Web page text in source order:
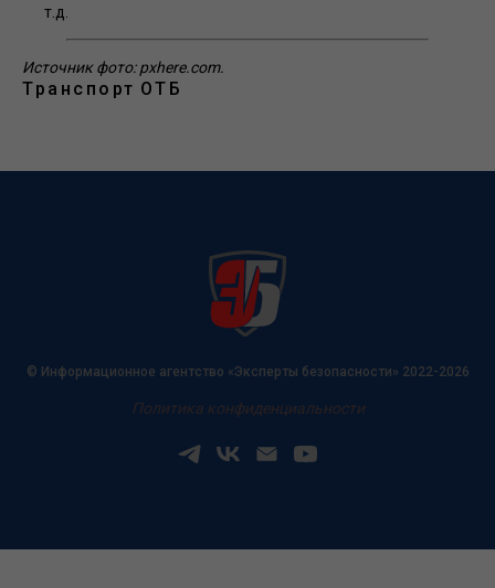
т.д.
Источник фото: pxhere.com.
Транспорт ОТБ
© Информационное агентство «Эксперты безопасности» 2022-2026
Политика конфиденциальности